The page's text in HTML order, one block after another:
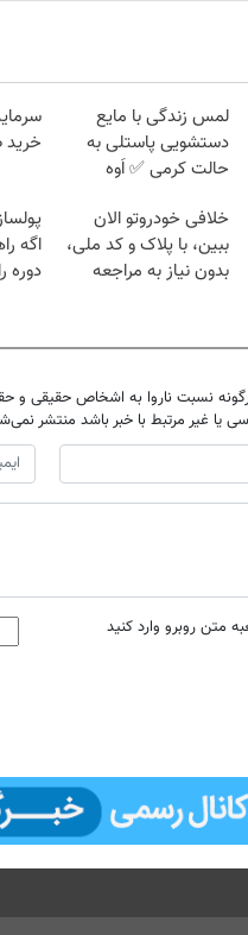
لمس زندگی با مایع
دستشویی پاستلی به
حالت کرمی ✅ اَوه
خرید
خلافی خودروتو الان
ببین، با پلاک و کد ملی،
بدون نیاز به مراجعه
اگه
دوره
نسبت ناروا به اشخاص حقیقی و
یا غیر مرتبط با خبر باشد منتشر
متن روبرو وارد کنید